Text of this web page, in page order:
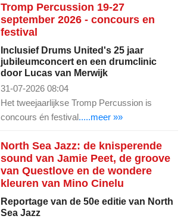
Tromp Percussion 19-27
september 2026 - concours en
festival
Inclusief Drums United's 25 jaar
jubileumconcert en een drumclinic
door Lucas van Merwijk
31-07-2026 08:04
Het tweejaarlijkse Tromp Percussion is
concours én festival.....meer »»
North Sea Jazz: de knisperende
sound van Jamie Peet, de groove
van Questlove en de wondere
kleuren van Mino Cinelu
Reportage van de 50e editie van North
Sea Jazz